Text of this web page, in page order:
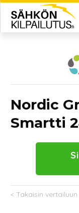
Nordic
Smartti
< Takaisin vertailuun